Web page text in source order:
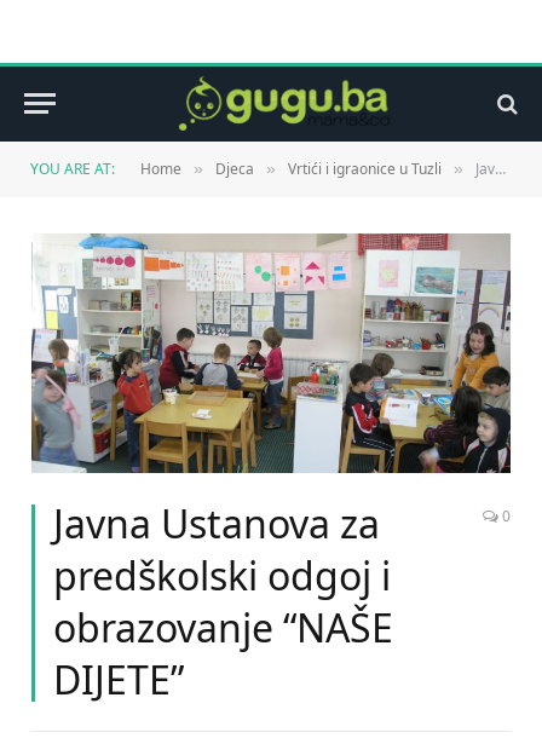
YOU ARE AT: Home » Djeca » Vrtići i igraonice u Tuzli » Javna Ustanova za predškolski odgoj i obrazovanje “NAŠE DIJETE”
Javna Ustanova za
predškolski odgoj i
obrazovanje “NAŠE
DIJETE”
0